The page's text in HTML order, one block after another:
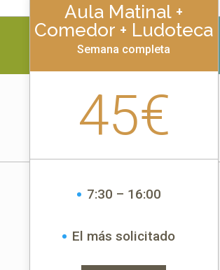
Aula Matinal +
Comedor + Ludoteca
Semana completa
45€
7:30 – 16:00
El más solicitado